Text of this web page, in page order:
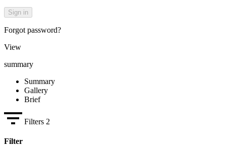
Forgot password?
View
summary
Summary
Gallery
Brief
Filters 2
Filter